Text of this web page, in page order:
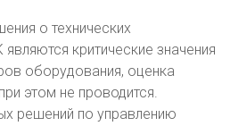
о технических
критические значения
оборудования, оценка
этом не проводится.
решений по управлению